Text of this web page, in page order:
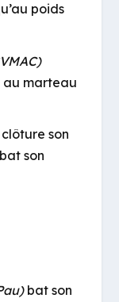
poids
au marteau
son
son
bat son